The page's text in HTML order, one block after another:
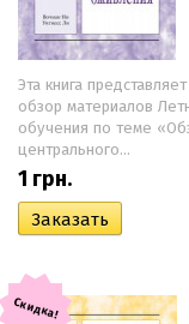
Эта книга
обзор материалов
обучения по теме
центрального...
1 грн.
Скидка!